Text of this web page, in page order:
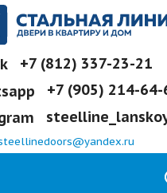
+7 (812) 337-23-21
+7 (905) 214-64-